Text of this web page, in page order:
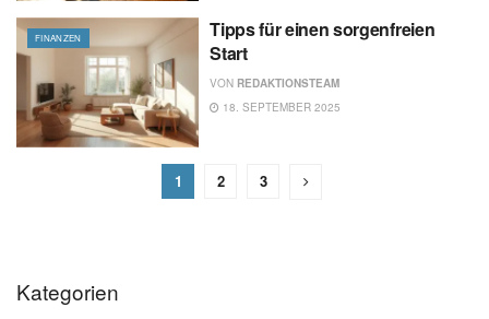
FINANZEN
Tipps für einen sorgenfreien
Start
VON REDAKTIONSTEAM
18. SEPTEMBER 2025
1 2 3
Kategorien